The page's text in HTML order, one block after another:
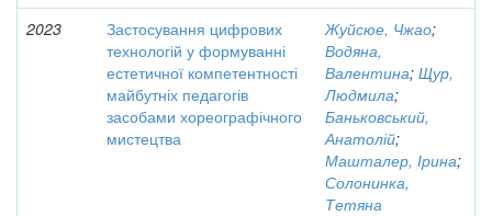
2023
Застосування цифрових
технологій у формуванні
естетичної компетентності
майбутніх педагогів
засобами хореографічного
мистецтва
Жуйсюе, Чжао;
Водяна,
Валентина; Щур,
Людмила;
Баньковський,
Анатолій;
Машталер, Ірина;
Солонинка,
Тетяна